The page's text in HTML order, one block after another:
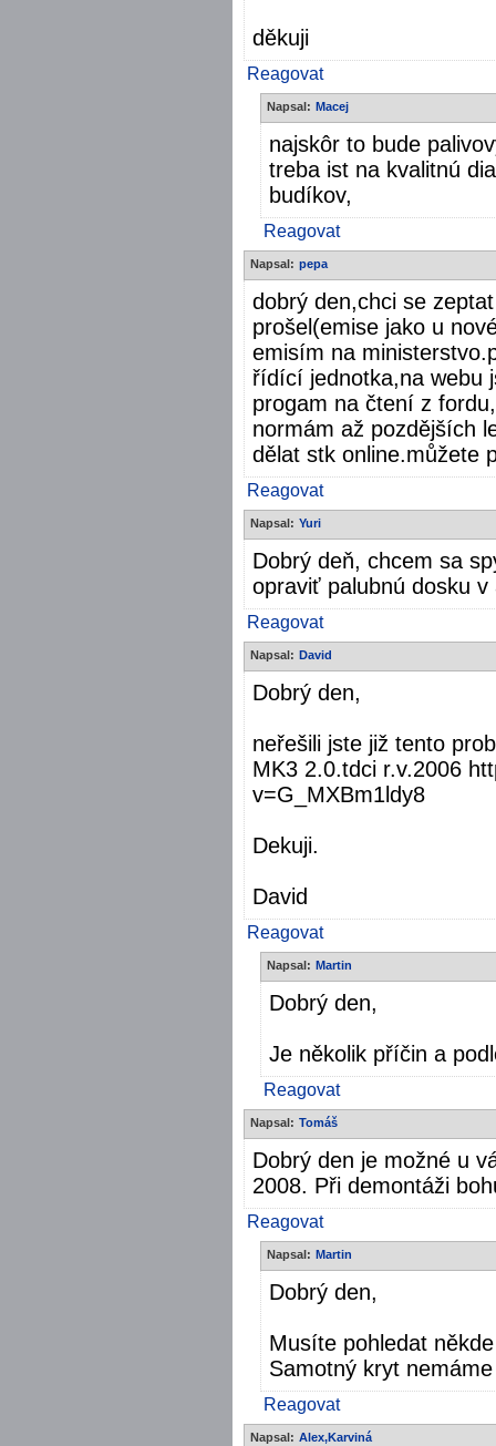
děkuji
Reagovat
Napsal: Macej
najskôr to bude
treba ist na kvalitnú
budíkov,
Reagovat
Napsal: pepa
dobrý den,chci se
prošel(emise jako u
emisím na
řídící jednotka,na webu
progam na čtení z
normám až pozdějších
dělat stk online.můžete
Reagovat
Napsal: Yuri
Dobrý deň, chcem sa
opraviť palubnú dosku
Reagovat
Napsal: David
Dobrý den,
neřešili jste již tento
MK3 2.0.tdci r.v.2006
v=G_MXBm1ldy8
Dekuji.
David
Reagovat
Napsal: Martin
Dobrý den,
Je několik příčin a
Reagovat
Napsal: Tomáš
Dobrý den je možné u
2008. Při demontáži
Reagovat
Napsal: Martin
Dobrý den,
Musíte pohledat
Samotný kryt nemáme
Reagovat
Napsal: Alex,Karviná